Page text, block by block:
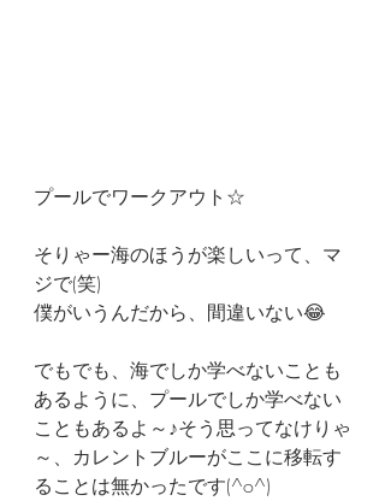
プールでワークアウト☆
そりゃー海のほうが楽しいって、マ
ジで(笑)
僕がいうんだから、間違いない😂
でもでも、海でしか学べないことも
あるように、プールでしか学べない
こともあるよ～♪そう思ってなけりゃ
～、カレントブルーがここに移転す
ることは無かったです(^o^)